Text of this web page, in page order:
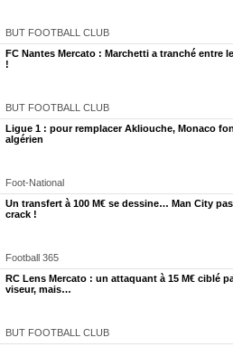
BUT FOOTBALL CLUB
FC Nantes Mercato : Marchetti a tranché entre
!
BUT FOOTBALL CLUB
Ligue 1 : pour remplacer Akliouche, Monaco
algérien
Foot-National
Un transfert à 100 M€ se dessine… Man City
crack !
Football 365
RC Lens Mercato : un attaquant à 15 M€ ciblé
viseur, mais…
BUT FOOTBALL CLUB